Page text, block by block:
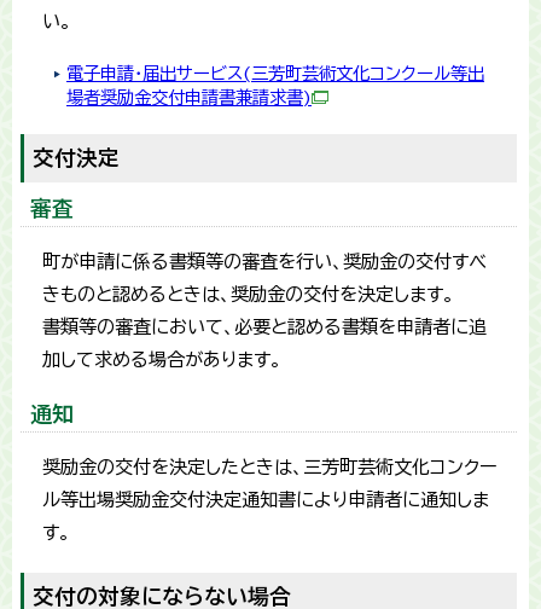
い。
電子申請・届出サービス(三芳町芸術文化コンクール等出
場者奨励金交付申請書兼請求書)
交付決定
審査
町が申請に係る書類等の審査を行い、奨励金の交付すべ
きものと認めるときは、奨励金の交付を決定します。
書類等の審査において、必要と認める書類を申請者に追
加して求める場合があります。
通知
奨励金の交付を決定したときは、三芳町芸術文化コンクー
ル等出場奨励金交付決定通知書により申請者に通知しま
す。
交付の対象にならない場合